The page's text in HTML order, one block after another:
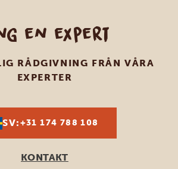
en expert
RÅDGIVNING FRÅN VÅRA
EXPERTER
SV:+31 174 788 108
KONTAKT